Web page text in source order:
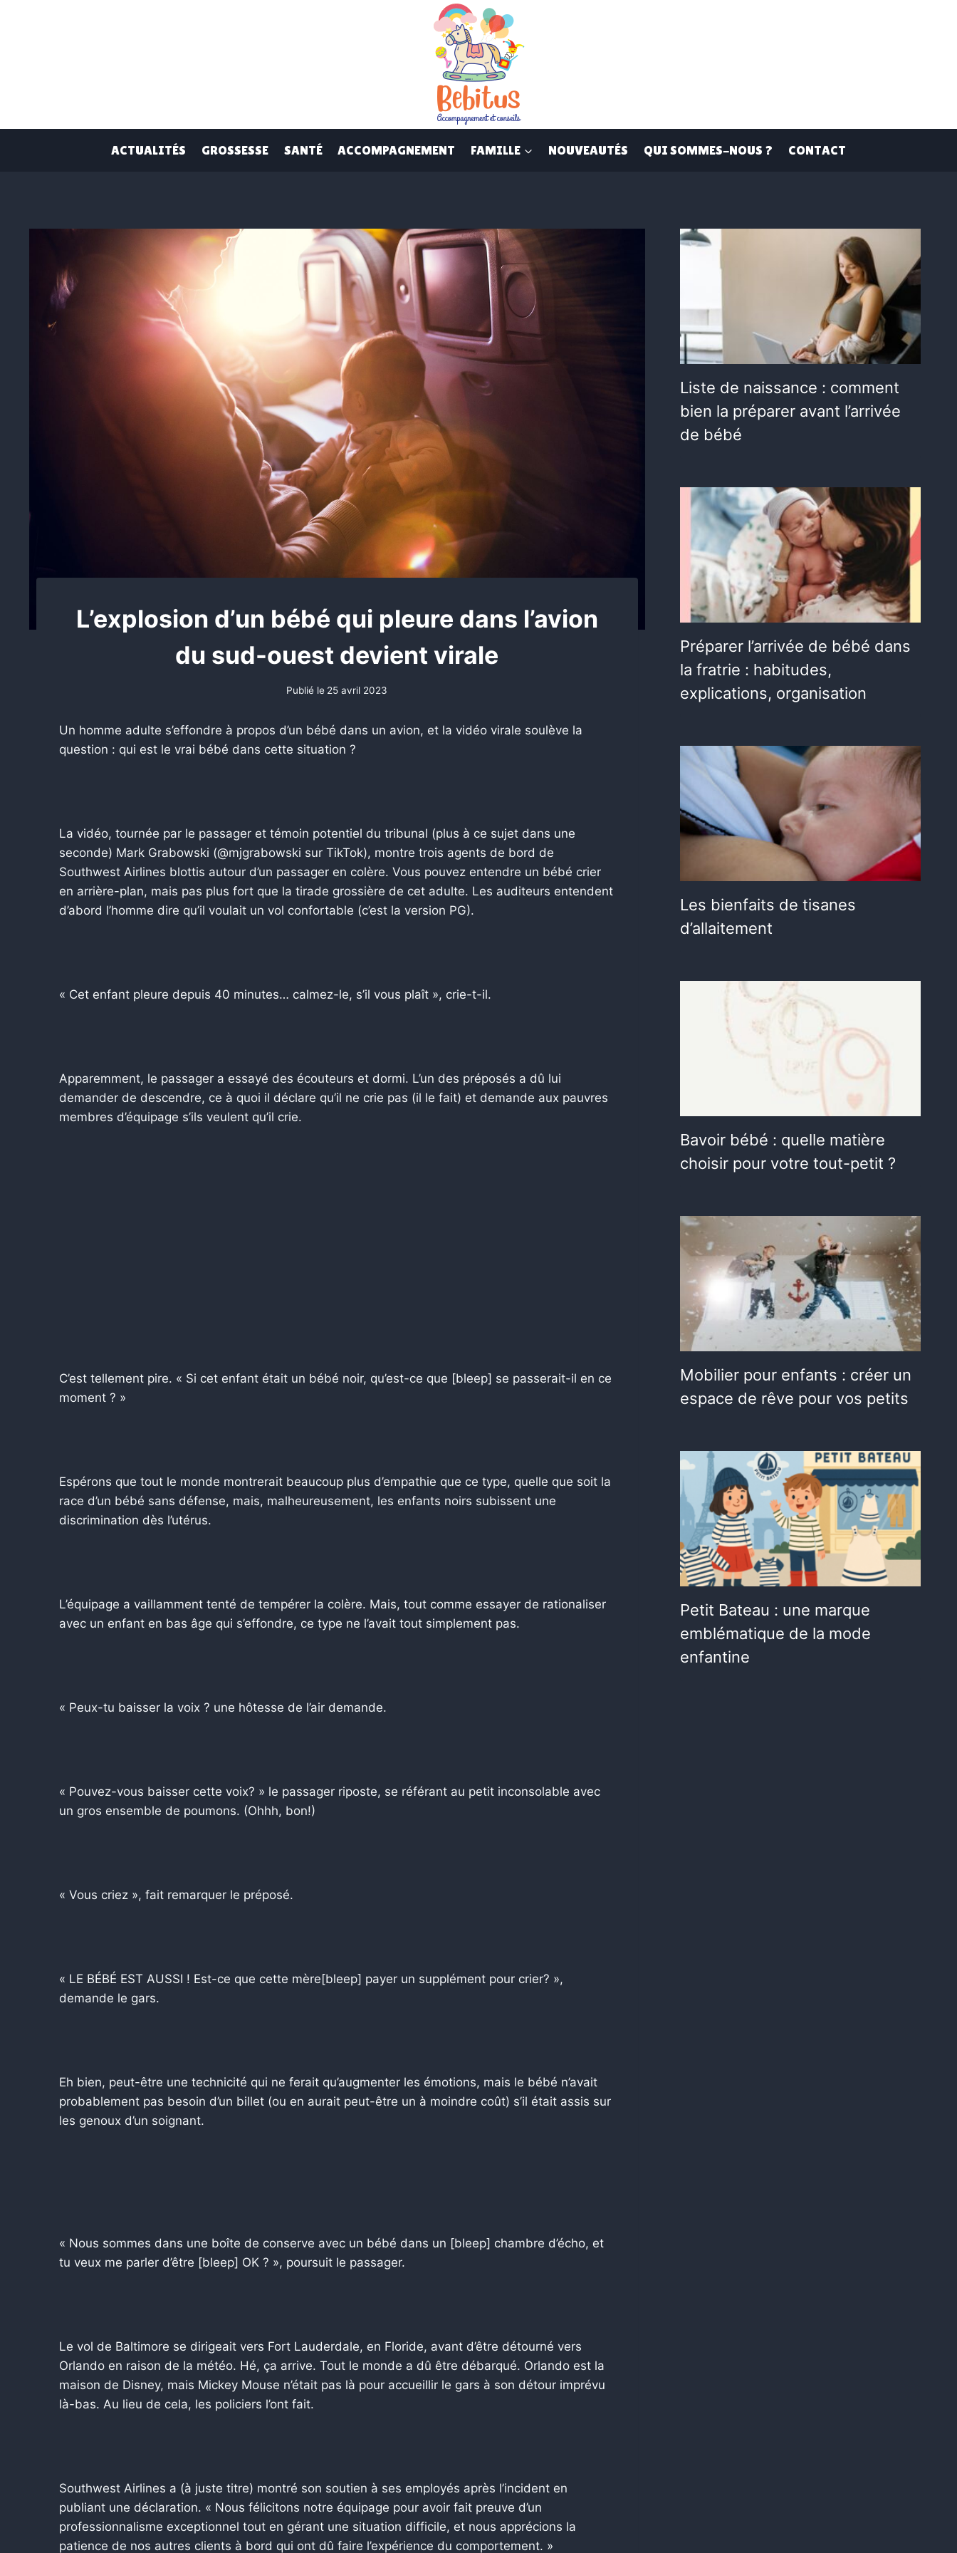
ACTUALITÉS GROSSESSE SANTÉ ACCOMPAGNEMENT FAMILLE NOUVEAUTÉS QUI SOMMES-NOUS ? CONTACT
L’explosion d’un bébé qui pleure dans l’avion
du sud-ouest devient virale
Publié le 25 avril 2023
Un homme adulte s’effondre à propos d’un bébé dans un avion, et la vidéo virale soulève la
question : qui est le vrai bébé dans cette situation ?
La vidéo, tournée par le passager et témoin potentiel du tribunal (plus à ce sujet dans une
seconde) Mark Grabowski (@mjgrabowski sur TikTok), montre trois agents de bord de
Southwest Airlines blottis autour d’un passager en colère. Vous pouvez entendre un bébé crier
en arrière-plan, mais pas plus fort que la tirade grossière de cet adulte. Les auditeurs entendent
d’abord l’homme dire qu’il voulait un vol confortable (c’est la version PG).
« Cet enfant pleure depuis 40 minutes… calmez-le, s’il vous plaît », crie-t-il.
Apparemment, le passager a essayé des écouteurs et dormi. L’un des préposés a dû lui
demander de descendre, ce à quoi il déclare qu’il ne crie pas (il le fait) et demande aux pauvres
membres d’équipage s’ils veulent qu’il crie.
C’est tellement pire. « Si cet enfant était un bébé noir, qu’est-ce que [bleep] se passerait-il en ce
moment ? »
Espérons que tout le monde montrerait beaucoup plus d’empathie que ce type, quelle que soit la
race d’un bébé sans défense, mais, malheureusement, les enfants noirs subissent une
discrimination dès l’utérus.
L’équipage a vaillamment tenté de tempérer la colère. Mais, tout comme essayer de rationaliser
avec un enfant en bas âge qui s’effondre, ce type ne l’avait tout simplement pas.
« Peux-tu baisser la voix ? une hôtesse de l’air demande.
« Pouvez-vous baisser cette voix? » le passager riposte, se référant au petit inconsolable avec
un gros ensemble de poumons. (Ohhh, bon!)
« Vous criez », fait remarquer le préposé.
« LE BÉBÉ EST AUSSI ! Est-ce que cette mère[bleep] payer un supplément pour crier? »,
demande le gars.
Eh bien, peut-être une technicité qui ne ferait qu’augmenter les émotions, mais le bébé n’avait
probablement pas besoin d’un billet (ou en aurait peut-être un à moindre coût) s’il était assis sur
les genoux d’un soignant.
« Nous sommes dans une boîte de conserve avec un bébé dans un [bleep] chambre d’écho, et
tu veux me parler d’être [bleep] OK ? », poursuit le passager.
Le vol de Baltimore se dirigeait vers Fort Lauderdale, en Floride, avant d’être détourné vers
Orlando en raison de la météo. Hé, ça arrive. Tout le monde a dû être débarqué. Orlando est la
maison de Disney, mais Mickey Mouse n’était pas là pour accueillir le gars à son détour imprévu
là-bas. Au lieu de cela, les policiers l’ont fait.
Southwest Airlines a (à juste titre) montré son soutien à ses employés après l’incident en
publiant une déclaration. « Nous félicitons notre équipage pour avoir fait preuve d’un
professionnalisme exceptionnel tout en gérant une situation difficile, et nous apprécions la
patience de nos autres clients à bord qui ont dû faire l’expérience du comportement. »
Liste de naissance : comment
bien la préparer avant l’arrivée
de bébé
Préparer l’arrivée de bébé dans
la fratrie : habitudes,
explications, organisation
Les bienfaits de tisanes
d’allaitement
Bavoir bébé : quelle matière
choisir pour votre tout-petit ?
Mobilier pour enfants : créer un
espace de rêve pour vos petits
Petit Bateau : une marque
emblématique de la mode
enfantine